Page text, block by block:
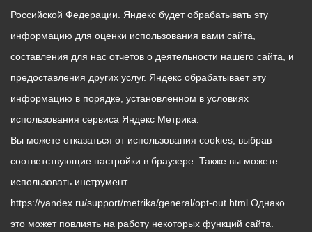
Российской Федерации. Яндекс будет обрабатывать эту
информацию для оценки использования вами сайта,
составления для нас отчетов о деятельности нашего сайта, и
предоставления других услуг. Яндекс обрабатывает эту
информацию в порядке, установленном в условиях
использования сервиса Яндекс Метрика.
Вы можете отказаться от использования cookies, выбрав
соответствующие настройки в браузере. Также вы можете
использовать инструмент —
https://yandex.ru/support/metrika/general/opt-out.html Однако
это может повлиять на работу некоторых функций сайта.